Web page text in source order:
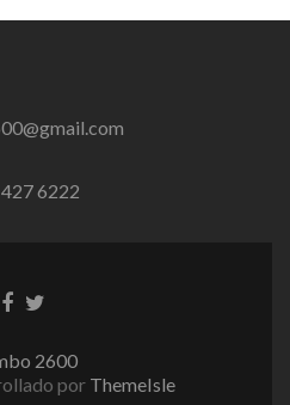
6222
EnlaceEnlace
2600
por ThemeIsle